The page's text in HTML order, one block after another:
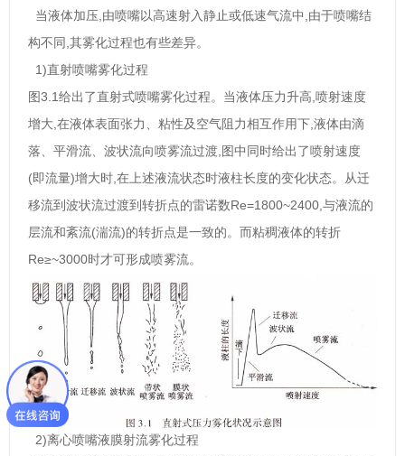
当液体加压,由喷嘴以高速射入静止或低速气流中,由于喷嘴结
构不同,其雾化过程也有些差异。
1)直射喷嘴雾化过程
图3.1给出了直射式喷嘴雾化过程。当液体压力升高,喷射速度
增大,在液体表面张力、粘性及空气阻力相互作用下,液体由滴
落、平滑流、波状流向喷雾流过渡,图中同时给出了喷射速度
(即流量)增大时,在上述液流状态时液柱长度的变化状态。从迁
移流到波状流过渡到转折点的雷诺数Re=1800~2400,与液流的
层流和紊流(湍流)的转折点是一致的。而粘稠液体的转折
Re≥~3000时才可形成喷雾流。
2)离心喷嘴液膜射流雾化过程